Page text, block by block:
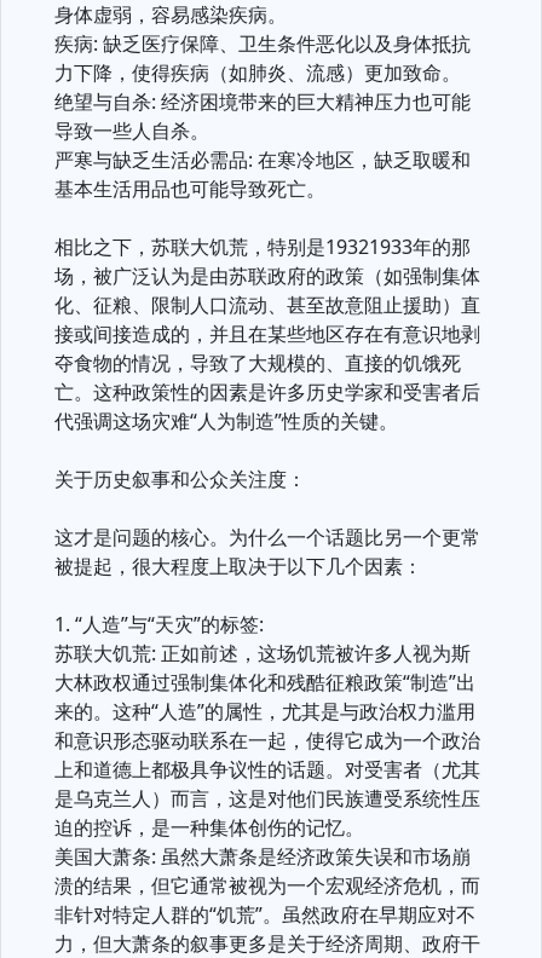
身体虚弱，容易感染疾病。
疾病: 缺乏医疗保障、卫生条件恶化以及身体抵抗
力下降，使得疾病（如肺炎、流感）更加致命。
绝望与自杀: 经济困境带来的巨大精神压力也可能
导致一些人自杀。
严寒与缺乏生活必需品: 在寒冷地区，缺乏取暖和
基本生活用品也可能导致死亡。
相比之下，苏联大饥荒，特别是19321933年的那
场，被广泛认为是由苏联政府的政策（如强制集体
化、征粮、限制人口流动、甚至故意阻止援助）直
接或间接造成的，并且在某些地区存在有意识地剥
夺食物的情况，导致了大规模的、直接的饥饿死
亡。这种政策性的因素是许多历史学家和受害者后
代强调这场灾难“人为制造”性质的关键。
关于历史叙事和公众关注度：
这才是问题的核心。为什么一个话题比另一个更常
被提起，很大程度上取决于以下几个因素：
1. “人造”与“天灾”的标签:
苏联大饥荒: 正如前述，这场饥荒被许多人视为斯
大林政权通过强制集体化和残酷征粮政策“制造”出
来的。这种“人造”的属性，尤其是与政治权力滥用
和意识形态驱动联系在一起，使得它成为一个政治
上和道德上都极具争议性的话题。对受害者（尤其
是乌克兰人）而言，这是对他们民族遭受系统性压
迫的控诉，是一种集体创伤的记忆。
美国大萧条: 虽然大萧条是经济政策失误和市场崩
溃的结果，但它通常被视为一个宏观经济危机，而
非针对特定人群的“饥荒”。虽然政府在早期应对不
力，但大萧条的叙事更多是关于经济周期、政府干